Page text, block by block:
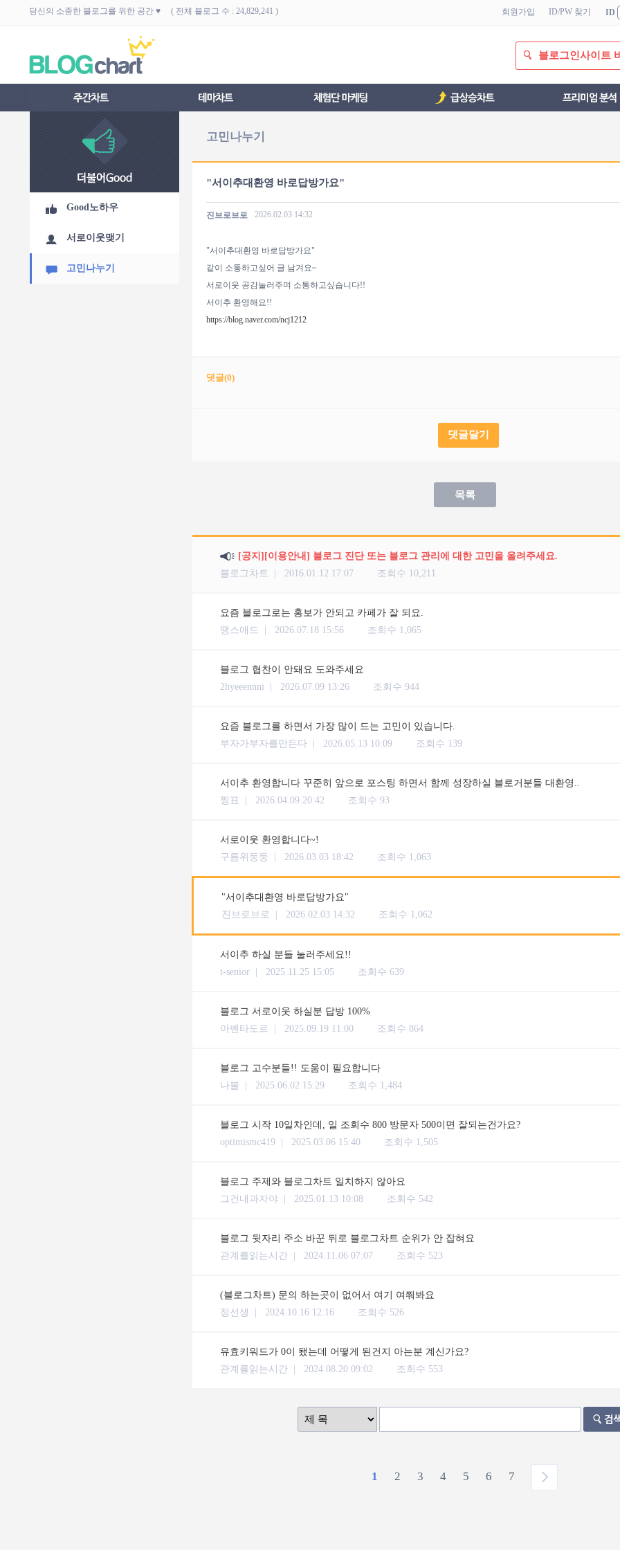
당신의 소중한 블로그를 위한 공간 ♥ ( 전체 블로그 수 : 24,829,241 ) ID
ID/PW 찾기
회원가입
블로그인사이트
Good노하우
서로이웃맺기
고민나누기
고민나누기
"서이추대환영 바로답방가요"
진브로브로 2026.02.03 14:32
"서이추대환영 바로답방가요"
같이 소통하고싶어 글 남겨요~
서로이웃 공감눌러주며 소통하고싶습니다!!
서이추 환영해요!!
https://blog.naver.com/ncj1212
댓글(0)
댓글달기
목록
[공지][이용안내] 블로그 진단 또는 블로그 관리에 대한 고민을 올려주세요.
블로그차트 | 2016.01.12 17:07 조회수 10,211
요즘 블로그로는 홍보가 안되고 카페가 잘 되요.
땡스애드 | 2026.07.18 15:56 조회수 1,065
블로그 협찬이 안돼요 도와주세요
2hyeeennni | 2026.07.09 13:26 조회수 944
요즘 블로그를 하면서 가장 많이 드는 고민이 있습니다.
부자가부자를만든다 | 2026.05.13 10:09 조회수 139
서이추 환영합니다 꾸준히 앞으로 포스팅 하면서 함께 성장하실 블로거분들 대환영..
찡표 | 2026.04.09 20:42 조회수 93
서로이웃 환영합니다~!
구름위둥둥 | 2026.03.03 18:42 조회수 1,063
"서이추대환영 바로답방가요"
진브로브로 | 2026.02.03 14:32 조회수 1,062
서이추 하실 분들 눌러주세요!!
t-senior | 2025.11.25 15:05 조회수 639
블로그 서로이웃 하실분 답방 100%
아벤타도르 | 2025.09.19 11:00 조회수 864
블로그 고수분들!! 도움이 필요합니다
나불 | 2025.06.02 15:29 조회수 1,484
블로그 시작 10일차인데, 일 조회수 800 방문자 500이면 잘되는건가요?
optimismc419 | 2025.03.06 15:40 조회수 1,505
블로그 주제와 블로그차트 일치하지 않아요
그건내과자야 | 2025.01.13 10:08 조회수 542
블로그 뒷자리 주소 바꾼 뒤로 블로그차트 순위가 안 잡혀요
관계를읽는시간 | 2024.11.06 07:07 조회수 523
(블로그차트) 문의 하는곳이 없어서 여기 여쭤봐요
정선생 | 2024.10.16 12:16 조회수 526
유효키워드가 0이 됐는데 어떻게 된건지 아는분 계신가요?
관계를읽는시간 | 2024.08.20 09:02 조회수 553
1 2 3 4 5 6 7